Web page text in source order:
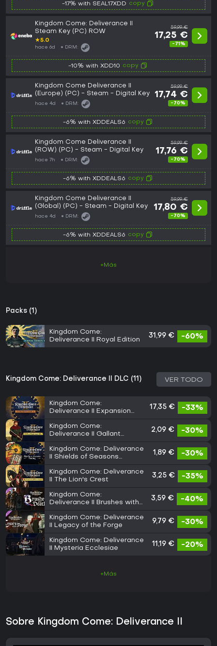
-17% with SEAL17XDD copy
Kingdom Come: Deliverance II
Steam Key (PC) ROW
★5.0
hace 6d DRM:
59,99 €
17,25 €
-71%
-10% with XDD10 copy
Kingdom Come Deliverance II
(Europe) (PC) - Steam - Digital Key
hace 4d DRM:
59,99 €
17,74 €
-70%
-6% with XDDEALS6 copy
Kingdom Come Deliverance II
(ROW) (PC) - Steam - Digital Key
hace 7h DRM:
59,99 €
17,76 €
-70%
-6% with XDDEALS6 copy
Kingdom Come Deliverance II
(Global) (PC) - Steam - Digital Key
hace 4d DRM:
59,99 €
17,80 €
-70%
-6% with XDDEALS6 copy
+Más
Packs (1)
Kingdom Come:
Deliverance II Royal Edition
31,99 € -60%
Kingdom Come: Deliverance II DLC (11) VER TODO
Kingdom Come:
Deliverance II Expansion
17,35 € -33%
Kingdom Come:
Deliverance II Gallant
2,09 € -30%
Kingdom Come: Deliverance
II Shields of Seasons
1,89 € -30%
Kingdom Come: Deliverance
II The Lion's Crest
3,25 € -35%
Kingdom Come:
Deliverance II Brushes with
3,59 € -40%
Kingdom Come: Deliverance
II Legacy of the Forge
9,79 € -30%
Kingdom Come: Deliverance
II Mysteria Ecclesiae
11,19 € -20%
+Más
Sobre Kingdom Come: Deliverance II